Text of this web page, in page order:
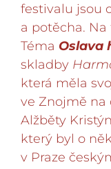
festivalu jsou
a potěcha.
Téma Oslava
skladby
která měla
ve Znojmě na
Alžběty
který byl o
v Praze